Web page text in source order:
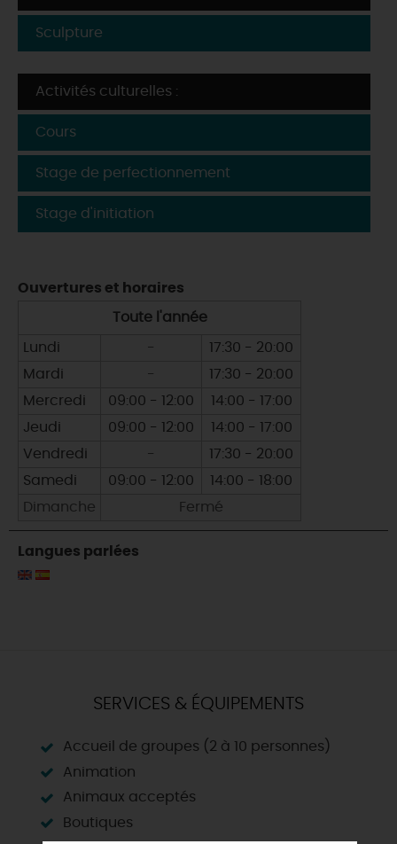
Sculpture
Activités culturelles :
Cours
Stage de perfectionnement
Stage d'initiation
Ouvertures et horaires
Toute l'année
Lundi -
17:30 - 20:00
Mardi
-
17:30 - 20:00
Mercredi
09:00 - 12:00
14:00 - 17:00
Jeudi
09:00 - 12:00
14:00 - 17:00
Vendredi
-
17:30 - 20:00
Samedi
09:00 - 12:00
14:00 - 18:00
Dimanche
Fermé
Langues parlées
SERVICES & ÉQUIPEMENTS
Accueil de groupes (2 à 10 personnes)
Animation
Animaux acceptés
Boutiques